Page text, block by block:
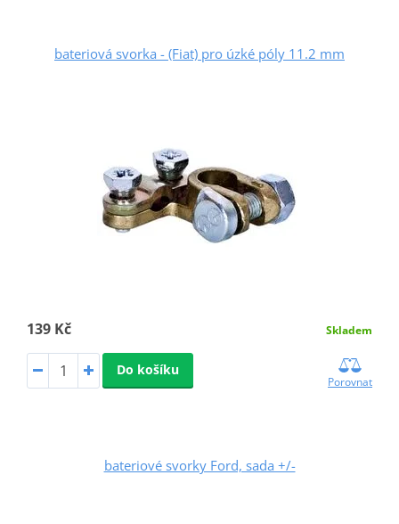
bateriová svorka - (Fiat) pro úzké póly 11.2 mm
139 Kč Skladem
Do košíku
Porovnat
bateriové svorky Ford, sada +/-